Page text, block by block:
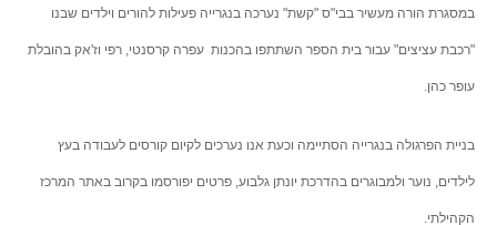
במסגרת הורה מעשיר בבי"ס "קשת" נערכה בנגרייה פעילות להורים וילדים שבנו
"רכבת עציצים" עבור בית הספר השתתפו בהכנות עפרה קרסנטי, רפי וז'אק בהובלת
עופר כהן.
בניית הפרגולה בנגרייה הסתיימה וכעת אנו נערכים לקיום קורסים לעבודה בעץ
לילדים, נוער ולמבוגרים בהדרכת יונתן גלבוע, פרטים יפורסמו בקרוב באתר המרכז
הקהילתי.